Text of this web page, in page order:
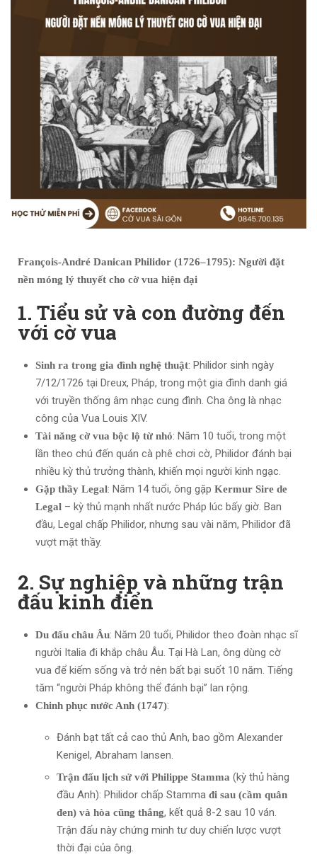
François-André Danican Philidor (1726–1795): Người đặt
nền móng lý thuyết cho cờ vua hiện đại
1. Tiểu sử và con đường đến
với cờ vua
Sinh ra trong gia đình nghệ thuật: Philidor sinh ngày
7/12/1726 tại Dreux, Pháp, trong một gia đình danh giá
với truyền thống âm nhạc cung đình. Cha ông là nhạc
công của Vua Louis XIV.
Tài năng cờ vua bộc lộ từ nhỏ: Năm 10 tuổi, trong một
lần theo chú đến quán cà phê chơi cờ, Philidor đánh bại
nhiều kỳ thủ trưởng thành, khiến mọi người kinh ngạc.
Gặp thầy Legal: Năm 14 tuổi, ông gặp Kermur Sire de
Legal – kỳ thủ mạnh nhất nước Pháp lúc bấy giờ. Ban
đầu, Legal chấp Philidor, nhưng sau vài năm, Philidor đã
vượt mặt thầy.
2. Sự nghiệp và những trận
đấu kinh điển
Du đấu châu Âu: Năm 20 tuổi, Philidor theo đoàn nhạc sĩ
người Italia đi khắp châu Âu. Tại Hà Lan, ông dùng cờ
vua để kiếm sống và trở nên bất bại suốt 10 năm. Tiếng
tăm “người Pháp không thể đánh bại” lan rộng.
Chinh phục nước Anh (1747):
Đánh bạt tất cả cao thủ Anh, bao gồm Alexander
Kenigel, Abraham Iansen.
Trận đấu lịch sử với Philippe Stamma (kỳ thủ hàng
đầu Anh): Philidor chấp Stamma đi sau (cầm quân
đen) và hòa cũng thắng, kết quả 8-2 sau 10 ván.
Trận đấu này chứng minh tư duy chiến lược vượt
thời đại của ông.